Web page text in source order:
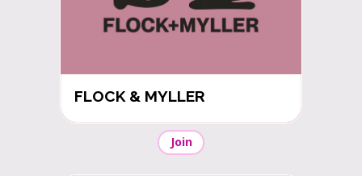
FLOCK & MYLLER
Join